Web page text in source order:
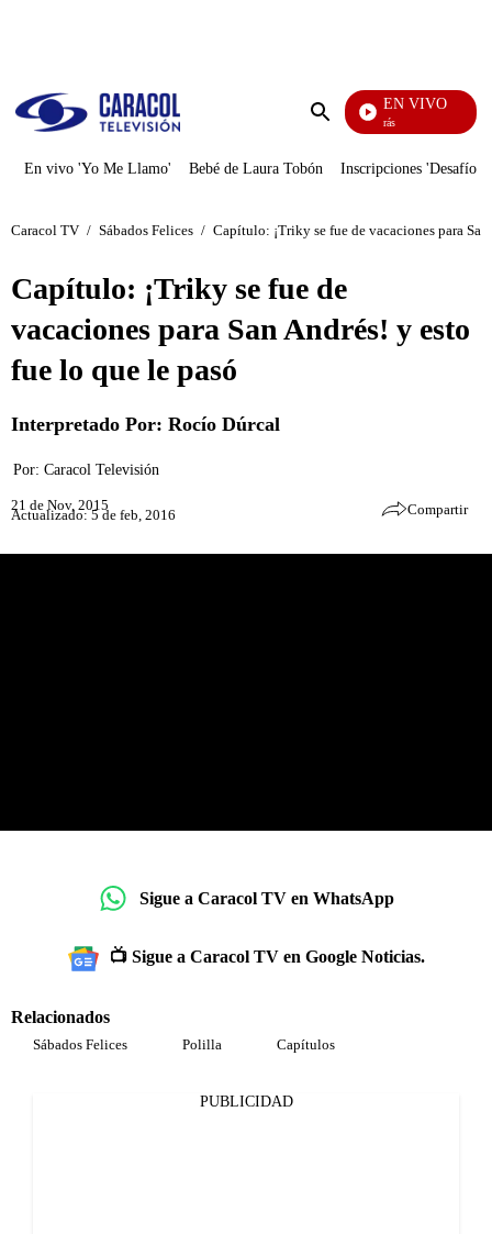
Enviar
EN VIVO
También Caerás
En vivo 'Yo Me Llamo' Bebé de Laura Tobón Inscripciones 'Desafío'
Caracol TV / Sábados Felices / Capítulo: ¡Triky se fue de vacaciones para
Capítulo: ¡Triky se fue de
vacaciones para San Andrés! y esto
fue lo que le pasó
Interpretado Por: Rocío Dúrcal
Por: Caracol Televisión
21 de Nov, 2015
Actualizado: 5 de feb, 2016 Compartir
Sigue a Caracol TV en WhatsApp
📺 Sigue a Caracol TV en Google Noticias.
Relacionados
Sábados Felices Polilla Capítulos
PUBLICIDAD